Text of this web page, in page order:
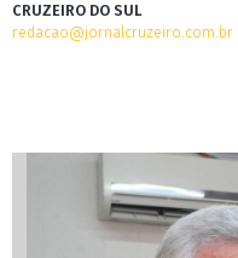
CRUZEIRO DO SUL
redacao@jornalcruzeiro.com.br